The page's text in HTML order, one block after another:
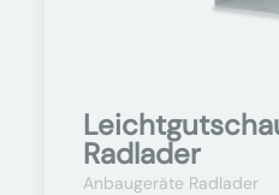
Radlader
Anbaugeräte Radlader